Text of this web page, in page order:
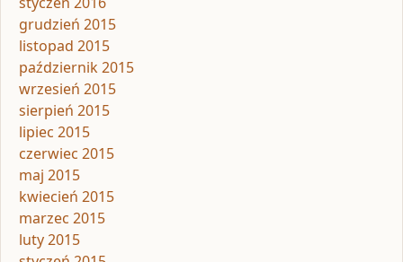
grudzień 2015
listopad 2015
październik 2015
wrzesień 2015
sierpień 2015
lipiec 2015
czerwiec 2015
maj 2015
kwiecień 2015
marzec 2015
luty 2015